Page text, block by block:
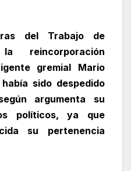
del Trabajo de
reincorporación
gremial Mario
sido despedido
argumenta su
políticos, ya que
su pertenencia